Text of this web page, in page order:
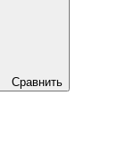
Сравнить